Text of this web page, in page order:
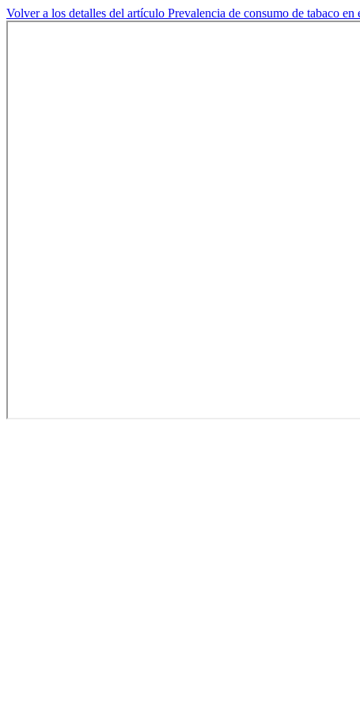
Volver a los detalles del artículo Prevalencia de consumo de tabaco en